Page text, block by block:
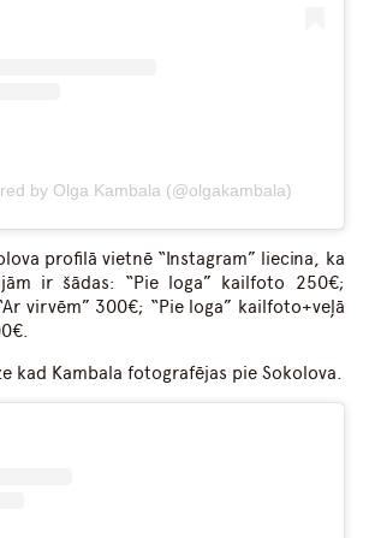
by Olga Kambala (@olgakambala)
profilā vietnē “Instagram” liecina, ka
ir šādas: “Pie loga” kailfoto 250€;
virvēm” 300€; “Pie loga” kailfoto+veļā
kad Kambala fotografējas pie Sokolova.